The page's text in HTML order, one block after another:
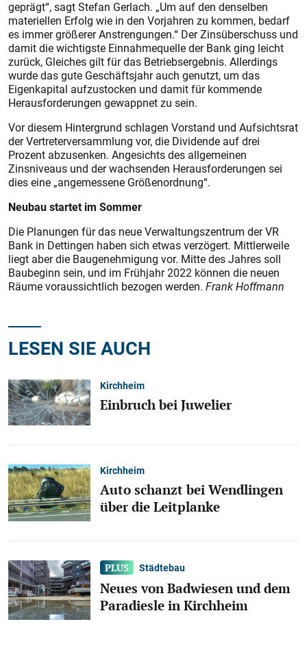
geprägt“, sagt Stefan Gerlach. „Um auf den denselben
materiellen Erfolg wie in den Vorjahren zu kommen, bedarf
es immer größerer Anstrengungen.“ Der Zinsüberschuss und
damit die wichtigste Einnahmequelle der Bank ging leicht
zurück, Gleiches gilt für das Betriebsergebnis. Allerdings
wurde das gute Geschäftsjahr auch genutzt, um das
Eigenkapital aufzustocken und damit für kommende
Herausforderungen gewappnet zu sein.
Vor diesem Hintergrund schlagen Vorstand und Aufsichtsrat
der Vertreterversammlung vor, die Dividende auf drei
Prozent abzusenken. Angesichts des allgemeinen
Zinsniveaus und der wachsenden Herausforderungen sei
dies eine „angemessene Größenordnung“.
Neubau startet im Sommer
Die Planungen für das neue Verwaltungszentrum der VR
Bank in Dettingen haben sich etwas verzögert. Mittlerweile
liegt aber die Baugenehmigung vor. Mitte des Jahres soll
Baubeginn sein, und im Frühjahr 2022 können die neuen
Räume voraussichtlich bezogen werden. Frank Hoffmann
LESEN SIE AUCH
Kirchheim
Einbruch bei Juwelier
Kirchheim
Auto schanzt bei Wendlingen
über die Leitplanke
Städtebau
Neues von Badwiesen und dem
Paradiesle in Kirchheim